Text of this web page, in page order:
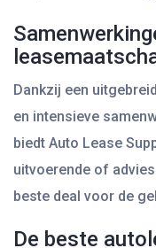
Dankzij een
en intensieve
biedt Auto Lease
uitvoerende of
beste deal voor de
De beste